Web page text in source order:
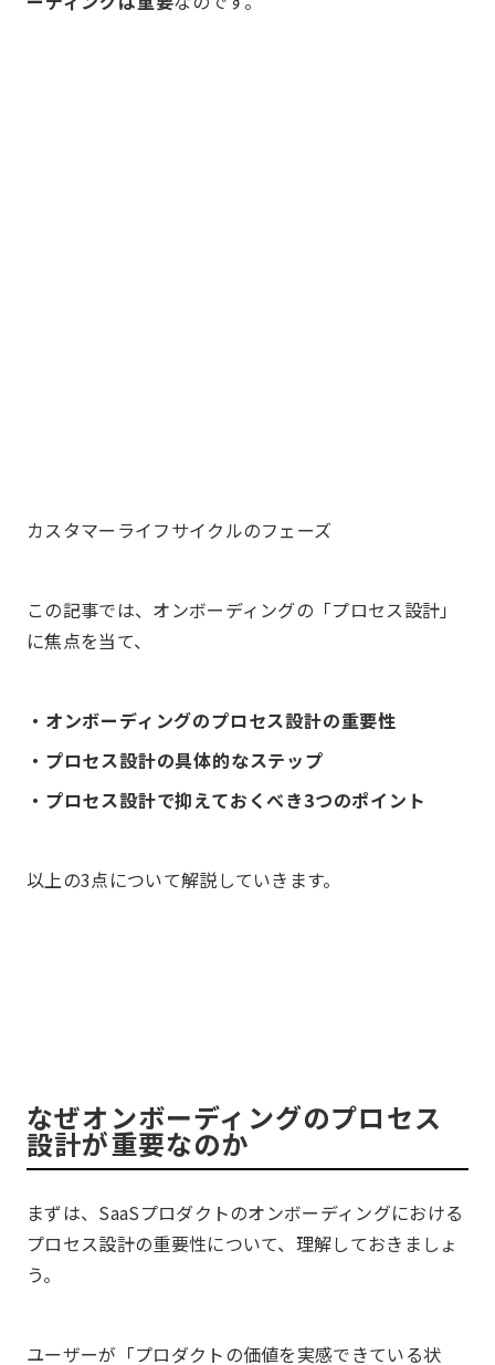
カスタマーライフサイクルのフェーズ
この記事では、オンボーディングの「プロセス設計」
に焦点を当て、
・オンボーディングのプロセス設計の重要性
・プロセス設計の具体的なステップ
・プロセス設計で抑えておくべき3つのポイント
以上の3点について解説していきます。
なぜオンボーディングのプロセス
設計が重要なのか
まずは、SaaSプロダクトのオンボーディングにおける
プロセス設計の重要性について、理解しておきましょ
う。
ユーザーが「プロダクトの価値を実感できている状